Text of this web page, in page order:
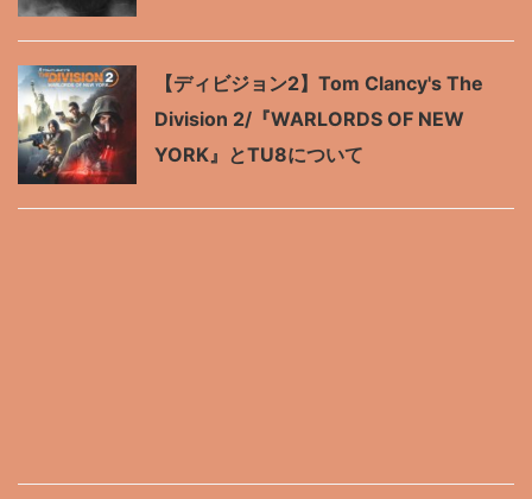
【ディビジョン2】Tom Clancy's The
Division 2/『WARLORDS OF NEW
YORK』とTU8について